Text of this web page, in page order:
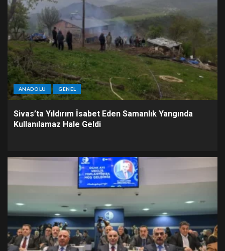
ANADOLU GENEL
Sivas’ta Yıldırım İsabet Eden Samanlık Yangında
Kullanılamaz Hale Geldi